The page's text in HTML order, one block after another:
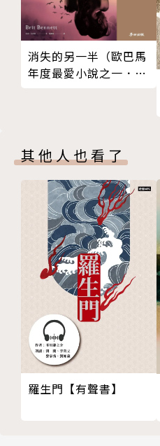
消失的另一半（歐巴馬
年度最愛小說之一．中
其他人也看了
羅生門【有聲書】